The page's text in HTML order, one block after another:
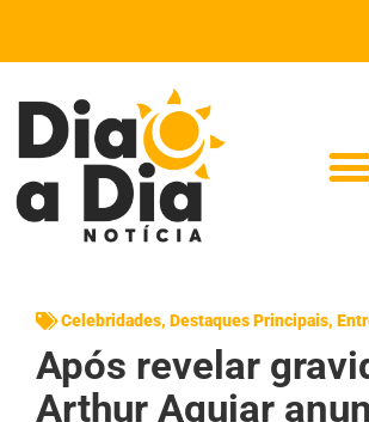
Celebridades, Destaques Principais,
Após revelar
Arthur Aguiar